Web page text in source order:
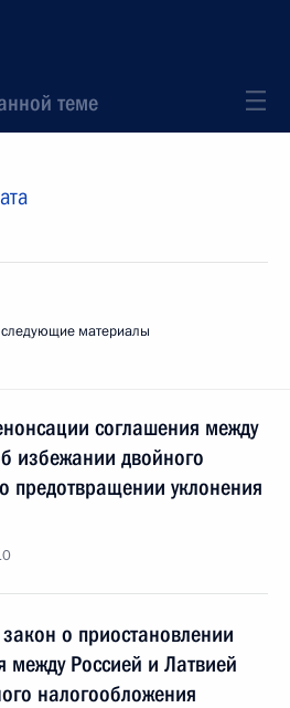
теме
материалы
соглашения между
избежании двойного
предотвращении уклонения
о приостановлении
между Россией и Латвией
налогообложения